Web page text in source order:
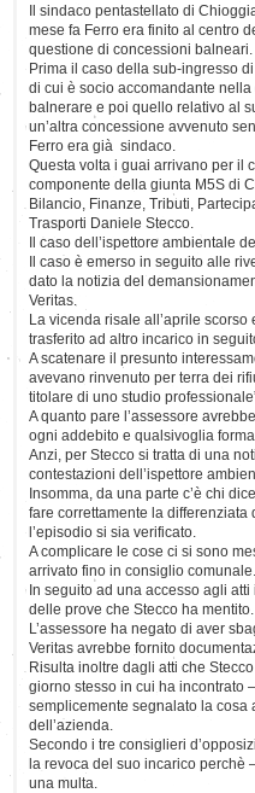
Il sindaco pentastellato di
mese fa Ferro era finito al centro
questione di concessioni balneari.
Prima il caso della sub-ingresso
di cui è socio accomandante
balnerare e poi quello relativo al
un’altra concessione avvenuto
Ferro era già sindaco.
Questa volta i guai arrivano per il
componente della giunta M5S di
Bilancio, Finanze, Tributi,
Trasporti Daniele Stecco.
Il caso dell’ispettore ambientale
Il caso è emerso in seguito alle
dato la notizia del
Veritas.
La vicenda risale all’aprile
trasferito ad altro incarico in
A scatenare il presunto
avevano rinvenuto per terra dei
titolare di uno studio
A quanto pare l’assessore
ogni addebito e qualsivoglia
Anzi, per Stecco si tratta di una
contestazioni dell’ispettore
Insomma, da una parte c’è chi
fare correttamente la differenziata
l’episodio si sia verificato.
A complicare le cose ci si sono
arrivato fino in consiglio comunale.
In seguito ad una accesso agli
delle prove che Stecco ha mentito.
L’assessore ha negato di aver
Veritas avrebbe fornito
Risulta inoltre dagli atti che
giorno stesso in cui ha incontrato
semplicemente segnalato la cosa
dell’azienda.
Secondo i tre consiglieri
la revoca del suo incarico
una multa.